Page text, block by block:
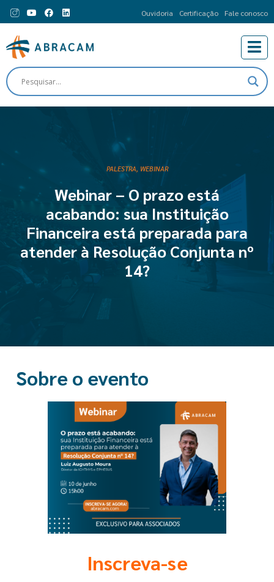
Ouvidoria Certificação Fale conosco
PALESTRA, WEBINAR
Webinar – O prazo está
acabando: sua Instituição
Financeira está preparada para
atender à Resolução Conjunta nº
14?
Sobre o evento
Inscreva-se